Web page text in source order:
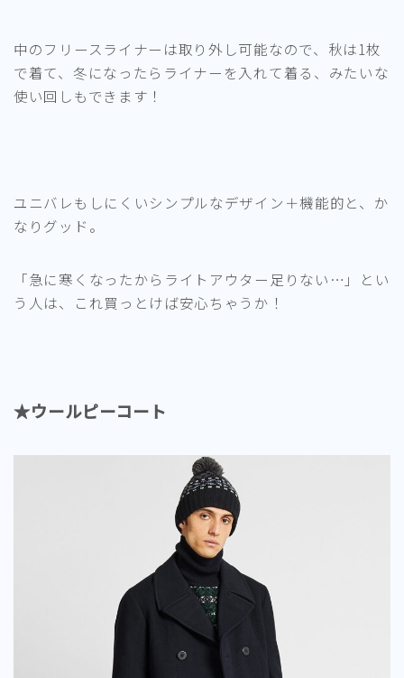
中のフリースライナーは取り外し可能なので、秋は1枚
で着て、冬になったらライナーを入れて着る、みたいな
使い回しもできます！
ユニバレもしにくいシンプルなデザイン＋機能的と、か
なりグッド。
「急に寒くなったからライトアウター足りない…」とい
う人は、これ買っとけば安心ちゃうか！
★ウールピーコート